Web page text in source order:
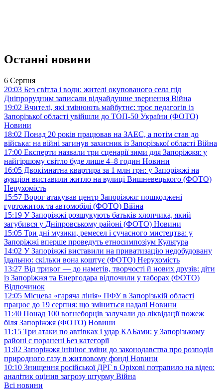
Останні новини
6 Серпня
20:03 Без світла і води: жителі окупованого села під
Дніпрорудним записали відчайдушне звернення Війна
19:02 Вчителі, які змінюють майбутнє: троє педагогів із
Запорізької області увійшли до ТОП-50 України (ФОТО)
Новини
18:02 Понад 20 років працював на ЗАЕС, а потім став до
війська: на війні загинув захисник із Запорізької області Війна
17:00 Експерти назвали три сценарії зими для Запоріжжя: у
найгіршому світло буде лише 4–8 годин Новини
16:05 Двокімнатна квартира за 1 млн грн: у Запоріжжі на
аукціон виставили житло на вулиці Вишневецького (ФОТО)
Нерухомість
15:57 Ворог атакував центр Запоріжжя: пошкоджені
гуртожиток та автомобілі (ФОТО) Війна
15:19 У Запоріжжі розшукують батьків хлопчика, який
загубився у Дніпровському районі (ФОТО) Новини
15:05 Три дні музики, ремесел і сучасного мистецтва: у
Запоріжжі вперше проведуть етносимпозіум Культура
14:02 У Запоріжжі виставили на приватизацію недобудовану
їдальню: скільки вона коштує (ФОТО) Нерухомість
13:27 Від тривог — до наметів, творчості й нових друзів: діти
із Запоріжжя та Енергодара відпочили у таборах (ФОТО)
Відпочинок
12:05 Місцева «гаряча лінія» ПФУ в Запорізькій області
працює до 19 серпня: що зміниться надалі Новини
11:40 Понад 100 вогнеборців залучали до ліквідації пожеж
біля Запоріжжя (ФОТО) Новини
11:15 Три атаки по автівках і удар КАБами: у Запорізькому
районі є поранені Без категорії
11:02 Запоріжжя ініціює зміни до законодавства про розподіл
природного газу в житловому фонді Новини
10:10 Знищення російської ДРГ в Оріхові потрапило на відео:
аналітик оцінив загрозу штурму Війна
Всі новини